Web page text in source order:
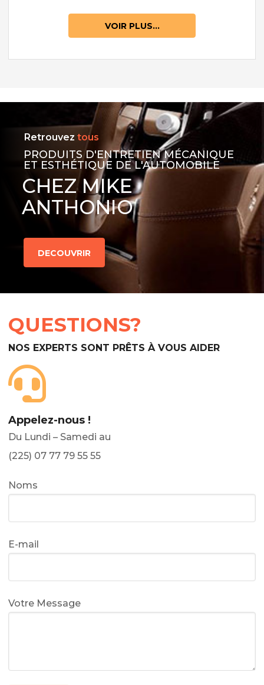
VOIR PLUS...
Retrouvez tous
PRODUITS D'ENTRETIEN MÉCANIQUE
ET ESTHÉTIQUE DE L'AUTOMOBILE
CHEZ MIKE
ANTHONIO
DECOUVRIR
QUESTIONS?
NOS EXPERTS SONT PRÊTS À VOUS AIDER
Appelez-nous !
Du Lundi – Samedi au
(225) 07 77 79 55 55
Noms
E-mail
Votre Message